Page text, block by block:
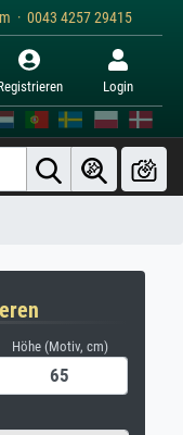
· 0043 4257 29415
Login
Höhe (Motiv, cm)